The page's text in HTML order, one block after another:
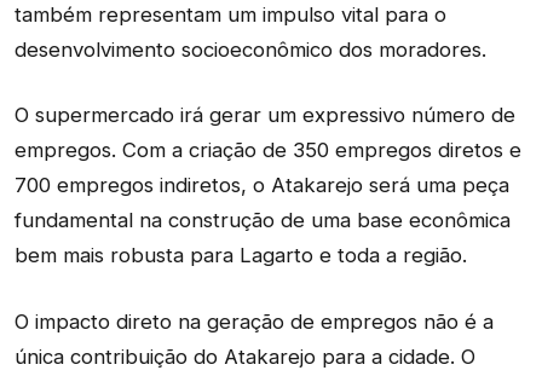
também representam um impulso vital para o
desenvolvimento socioeconômico dos moradores.
O supermercado irá gerar um expressivo número de
empregos. Com a criação de 350 empregos diretos e
700 empregos indiretos, o Atakarejo será uma peça
fundamental na construção de uma base econômica
bem mais robusta para Lagarto e toda a região.
O impacto direto na geração de empregos não é a
única contribuição do Atakarejo para a cidade. O